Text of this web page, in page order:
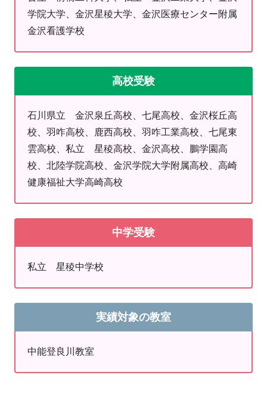
また、当教室では、授業以外でも勉強に取り組む姿勢を
「家だと勉強に集中できない…」
「わからない単元がそのままになっている…」
「受験に向けて何をどう勉強したらいいの…」
といった生徒さんや保護者様の声にお応えし、自習席を
自分で勉強する力を伸ばすためにも是非自習スペースをご
自習席は無料で、授業日以外でも使用できます！
★お問い合わせの多い学校★
小学校…鹿島小学校 鳥屋小学校 鹿西小学校
高校…鹿西高校 羽咋高校 七尾高校
上記の学校を中心に、地域の学校の授業の進捗状況やテ
ストの傾向はしっかりと把握しており、教科書の進み具
合にあわせた学習や定期テスト対策も行っています。
す。
学院大学、金沢星稜大学、金沢医療センター附属
金沢看護学校
高校受験
石川県立 金沢泉丘高校、七尾高校、金沢桜丘高
校、羽咋高校、鹿西高校、羽咋工業高校、七尾東
雲高校、私立 星稜高校、金沢高校、鵬学園高
校、北陸学院高校、金沢学院大学附属高校、高崎
健康福祉大学高崎高校
中学受験
私立 星稜中学校
実績対象の教室
中能登良川教室